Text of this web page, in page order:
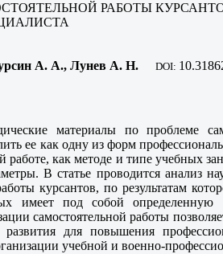
РАБОТЫ
А. А., Лунев А. Н. DOI: 10
материалы по проблеме
ее как одну из форм
работе, как методе и типе учебных
В статье проводится анализ
курсантов, по результатам
имеет под собой определенную
самостоятельной работы
для повышения
учебной и военно-